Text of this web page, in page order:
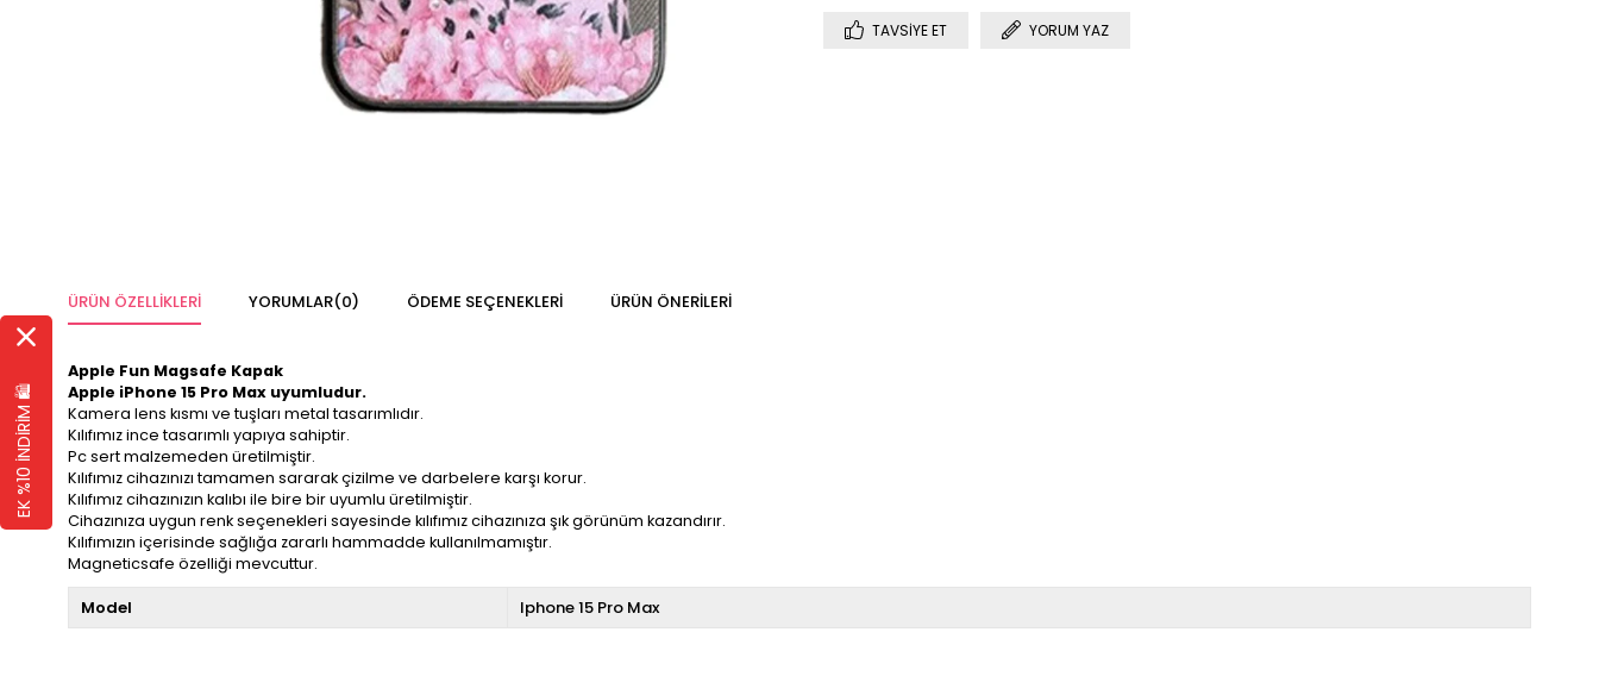
TAVSIYE ET YORUM YAZ
ÜRÜN ÖZELLIKLERI YORUMLAR(0) ÖDEME SEÇENEKLERI ÜRÜN ÖNERILERI
Apple Fun Magsafe Kapak
Apple iPhone 15 Pro Max uyumludur.
Kamera lens kısmı ve tuşları metal tasarımlıdır.
Kılıfımız ince tasarımlı yapıya sahiptir.
Pc sert malzemeden üretilmiştir.
Kılıfımız cihazınızı tamamen sararak çizilme ve darbelere karşı korur.
Kılıfımız cihazınızın kalıbı ile bire bir uyumlu üretilmiştir.
Cihazınıza uygun renk seçenekleri sayesinde kılıfımız cihazınıza şık görünüm kazandırır.
Kılıfımızın içerisinde sağlığa zararlı hammadde kullanılmamıştır.
Magneticsafe özelliği mevcuttur.
Model Iphone 15 Pro Max
EK %10 İNDİRİM 🛍️